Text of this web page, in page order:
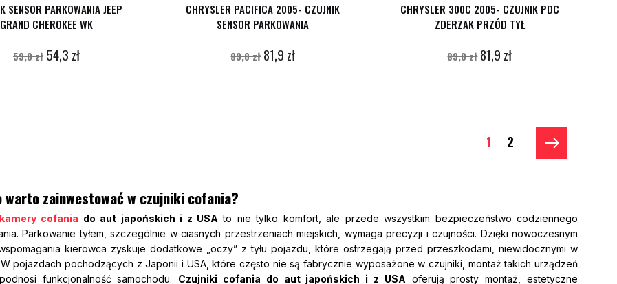
SENSOR PARKOWANIA JEEP
GRAND CHEROKEE WK
59,0 zł 54,3 zł
CHRYSLER PACIFICA 2005- CZUJNIK
SENSOR PARKOWANIA
89,0 zł 81,9 zł
CHRYSLER 300C 2005- CZUJNIK PDC
ZDERZAK PRZÓD TYŁ
89,0 zł 81,9 zł
1 2
warto zainwestować w czujniki cofania?
cofania do aut japońskich i z USA to nie tylko komfort, ale przede wszystkim bezpieczeństwo codziennego
Parkowanie tyłem, szczególnie w ciasnych przestrzeniach miejskich, wymaga precyzji i czujności. Dzięki nowoczesnym
kierowca zyskuje dodatkowe „oczy” z tyłu pojazdu, które ostrzegają przed przeszkodami, niewidocznymi w
pojazdach pochodzących z Japonii i USA, które często nie są fabrycznie wyposażone w czujniki, montaż takich urządzeń
funkcjonalność samochodu. Czujniki cofania do aut japońskich i z USA oferują prosty montaż, estetyczne